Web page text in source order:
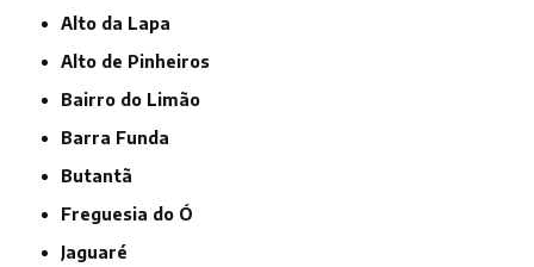
Alto da Lapa
Alto de Pinheiros
Bairro do Limão
Barra Funda
Butantã
Freguesia do Ó
Jaguaré